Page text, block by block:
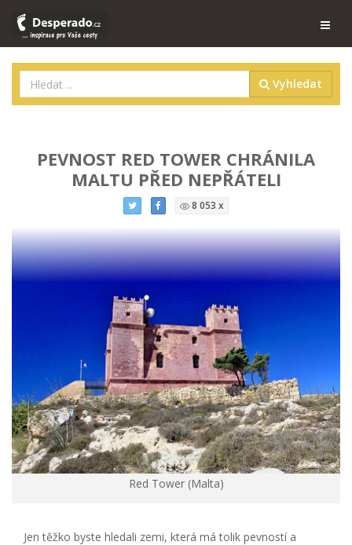
Vyhledat
PEVNOST RED TOWER CHRÁNILA
MALTU PŘED NEPŘÁTELI
8 053 x
Red Tower (Malta)
Jen těžko byste hledali zemi, která má tolik pevností a